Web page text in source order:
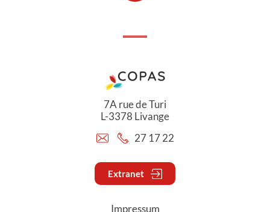
7A rue de Turi
L-3378 Livange
27 17 22
Extranet
Impressum